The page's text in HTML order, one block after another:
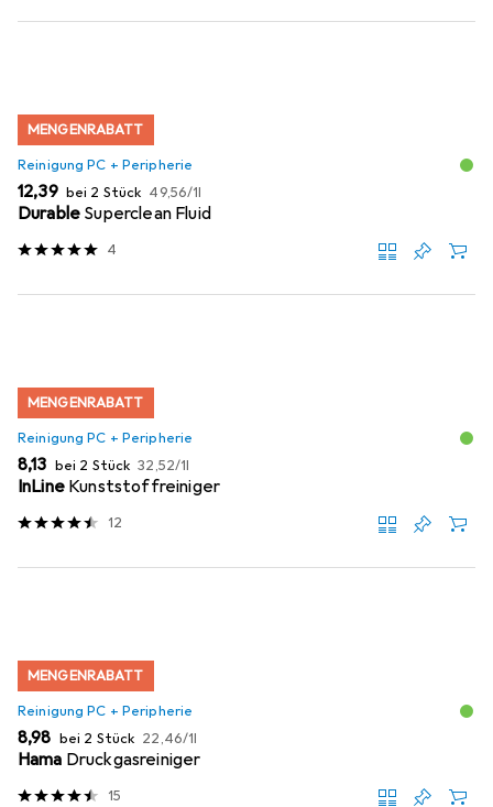
MENGENRABATT
Reinigung PC + Peripherie
EUR
12,39 bei 2 Stück EUR
49,56/1l
Durable Superclean Fluid
4
MENGENRABATT
Reinigung PC + Peripherie
EUR
8,13 bei 2 Stück EUR
32,52/1l
InLine Kunststoffreiniger
12
MENGENRABATT
Reinigung PC + Peripherie
EUR
8,98 bei 2 Stück EUR
22,46/1l
Hama Druckgasreiniger
15